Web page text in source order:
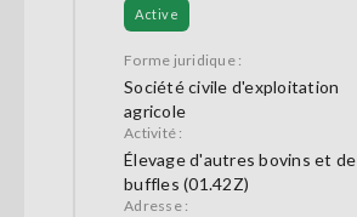
Active
Forme juridique :
Société civile d'exploitation
agricole
Activité :
Élevage d'autres bovins et de
buffles (01.42Z)
Adresse :